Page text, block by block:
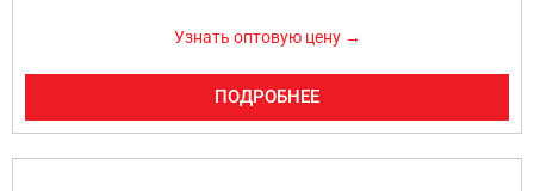
Узнать оптовую цену →
ПОДРОБНЕЕ